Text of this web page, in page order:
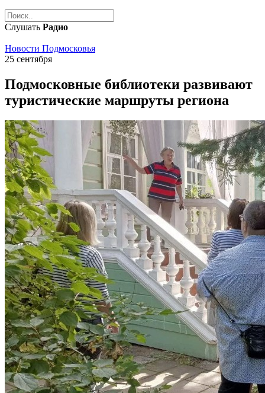
Слушать Радио
Новости Подмосковья
25 сентября
Подмосковные библиотеки развивают
туристические маршруты региона